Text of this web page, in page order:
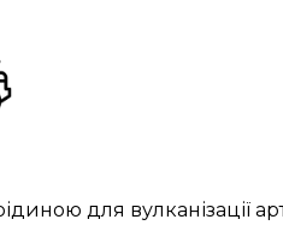
для вулканізації